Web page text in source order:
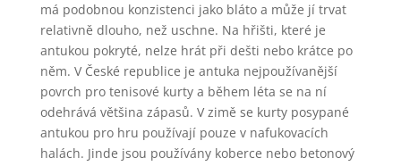
má podobnou konzistenci jako bláto a může jí trvat
relativně dlouho, než uschne. Na hřišti, které je
antukou pokryté, nelze hrát při dešti nebo krátce po
něm. V České republice je antuka nejpoužívanější
povrch pro tenisové kurty a během léta se na ní
odehrává většina zápasů. V zimě se kurty posypané
antukou pro hru používají pouze v nafukovacích
halách. Jinde jsou používány koberce nebo betonový